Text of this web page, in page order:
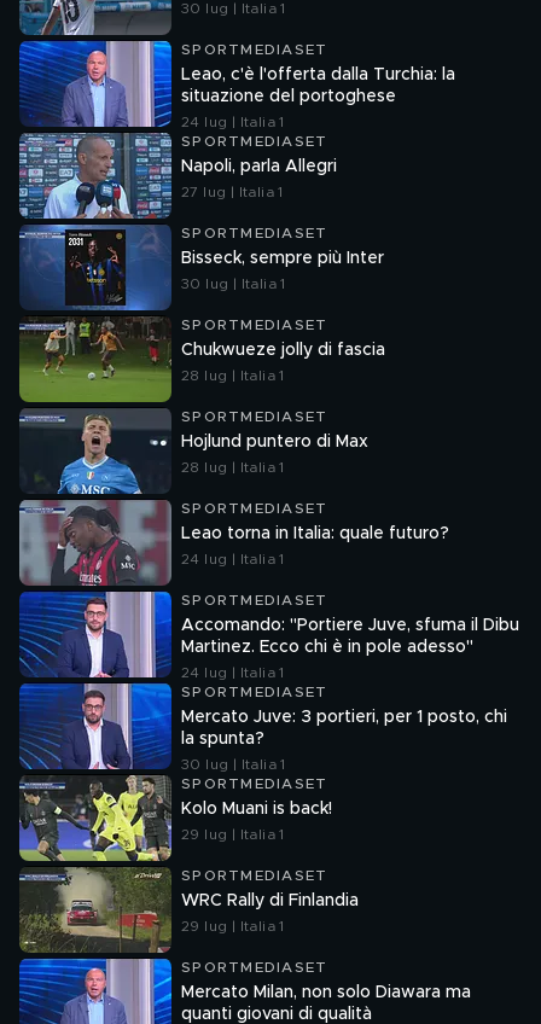
30 lug | Italia 1
SPORTMEDIASET
Leao, c'è l'offerta dalla Turchia: la
situazione del portoghese
24 lug | Italia 1
SPORTMEDIASET
Napoli, parla Allegri
27 lug | Italia 1
SPORTMEDIASET
Bisseck, sempre più Inter
30 lug | Italia 1
SPORTMEDIASET
Chukwueze jolly di fascia
28 lug | Italia 1
SPORTMEDIASET
Hojlund puntero di Max
28 lug | Italia 1
SPORTMEDIASET
Leao torna in Italia: quale futuro?
24 lug | Italia 1
SPORTMEDIASET
Accomando: "Portiere Juve, sfuma il Dibu
Martinez. Ecco chi è in pole adesso"
24 lug | Italia 1
SPORTMEDIASET
Mercato Juve: 3 portieri, per 1 posto, chi
la spunta?
30 lug | Italia 1
SPORTMEDIASET
Kolo Muani is back!
29 lug | Italia 1
SPORTMEDIASET
WRC Rally di Finlandia
29 lug | Italia 1
SPORTMEDIASET
Mercato Milan, non solo Diawara ma
quanti giovani di qualità